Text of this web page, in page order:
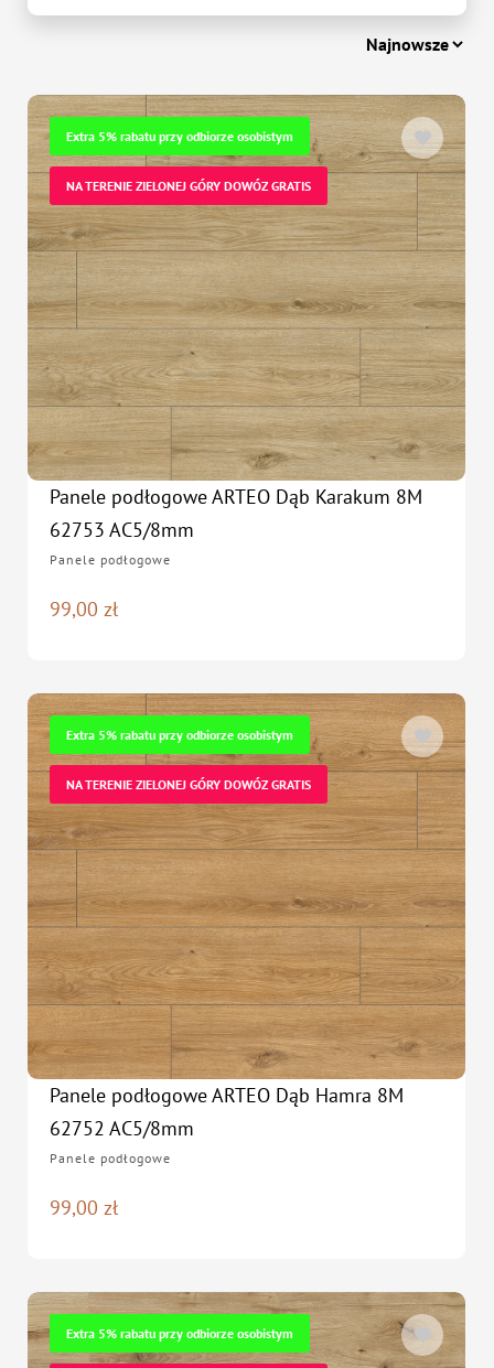
CENA
zł - zł
Extra 5% rabatu przy odbiorze osobistym
NA TERENIE ZIELONEJ GÓRY DOWÓZ GRATIS
Panele podłogowe ARTEO Dąb Karakum 8M
62753 AC5/8mm
Panele podłogowe
zł
99,00
Extra 5% rabatu przy odbiorze osobistym
NA TERENIE ZIELONEJ GÓRY DOWÓZ GRATIS
Panele podłogowe ARTEO Dąb Hamra 8M
62752 AC5/8mm
Panele podłogowe
zł
99,00
Extra 5% rabatu przy odbiorze osobistym